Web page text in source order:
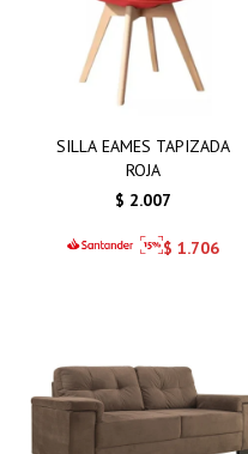
SILLA EAMES TAPIZADA
ROJA
$ 2.007
$ 1.706